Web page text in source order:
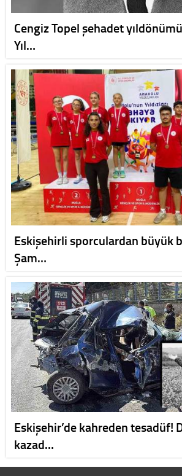
Cengiz Topel şehadet
Yıl…
Eskişehirli sporculardan büyük
Şam…
Eskişehir’de kahreden tesadüf!
kazad…